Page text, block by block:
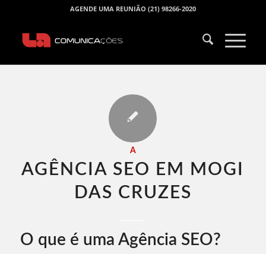
AGENDE UMA REUNIÃO (21) 98266-2020
A
AGÊNCIA SEO EM MOGI
DAS CRUZES​
O que é uma Agência SEO?